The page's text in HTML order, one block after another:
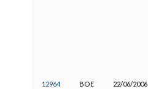
12964 BOE 22/06/2006